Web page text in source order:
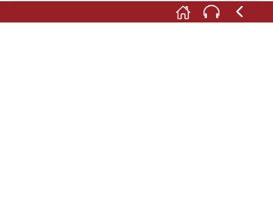
wurden gerne zur Aufbewahrung von Branntwein
hergenommen.